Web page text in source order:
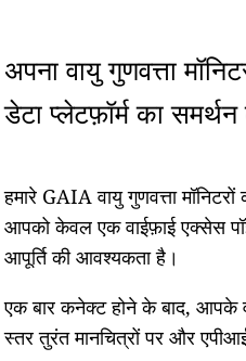
अपना वायु गुणवत्ता
डेटा प्लेटफ़ॉर्म का
हमारे GAIA वायु गुणवत्ता
आपको केवल एक वाईफ़ाई एक्सेस
आपूर्ति की आवश्यकता है।
एक बार कनेक्ट होने के बाद, आपके
स्तर तुरंत मानचित्रों पर और